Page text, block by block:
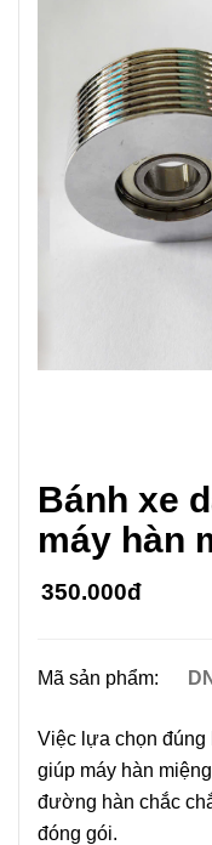
Bánh xe
máy hàn
350.000đ
Mã sản phẩm:
Việc lựa chọn
giúp máy hàn
đường hàn chắc
đóng gói.